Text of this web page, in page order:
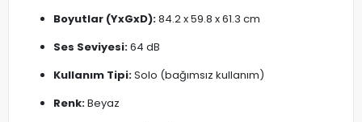
Boyutlar (YxGxD):84.2 x 59.8 x 61.3 cm
Ses Seviyesi:64 dB
Kullanım Tipi:Solo (bağımsız kullanım)
Renk:Beyaz